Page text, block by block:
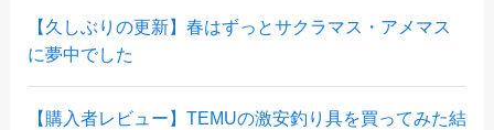
【久しぶりの更新】春はずっとサクラマス・アメマス
に夢中でした
【購入者レビュー】TEMUの激安釣り具を買ってみた結